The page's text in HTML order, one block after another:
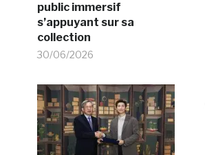
public immersif
s’appuyant sur sa
collection
30/06/2026